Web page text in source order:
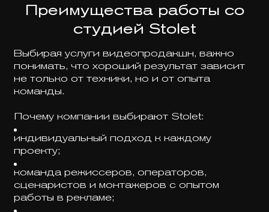
Преимущества работы со
студией Stolet
Выбирая услуги видеопродакшн, важно
понимать, что хороший результат зависит
не только от техники, но и от опыта
команды.
Почему компании выбирают Stolet:
индивидуальный подход к каждому
проекту;
команда режиссеров, операторов,
сценаристов и монтажеров с опытом
работы в рекламе;